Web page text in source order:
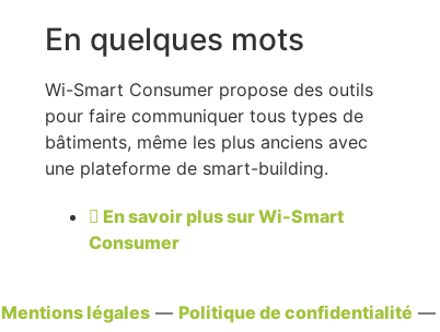
En quelques mots
Wi-Smart Consumer propose des outils
pour faire communiquer tous types de
bâtiments, même les plus anciens avec
une plateforme de smart-building.
En savoir plus sur Wi-Smart
Consumer
Mentions légales — Politique de confidentialité —